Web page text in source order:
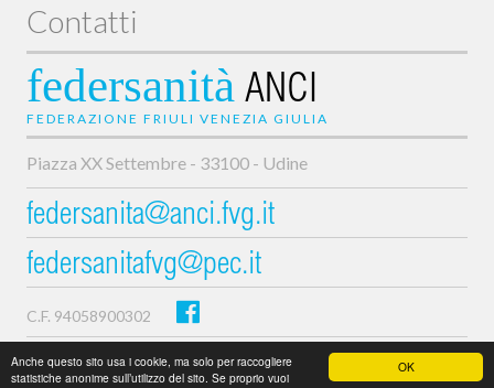
OK
Anche questo sito usa i cookie, ma solo per raccogliere
statistiche anonime sull’utilizzo del sito. Se proprio vuoi
Contatti
federsanità ANCI
FEDERAZIONE FRIULI VENEZIA GIULIA
Piazza XX Settembre - 33100 - Udine
federsanita@anci.fvg.it
federsanitafvg@pec.it
C.F. 94058900302
Privacy e cookie policy